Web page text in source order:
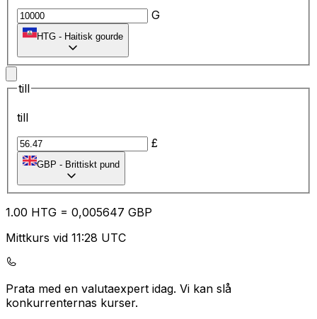
G
HTG - Haitisk gourde
till
till
£
GBP - Brittiskt pund
1.00 HTG = 0,005647 GBP
Mittkurs vid 11:28 UTC
Prata med en valutaexpert idag. Vi kan slå
konkurrenternas kurser.